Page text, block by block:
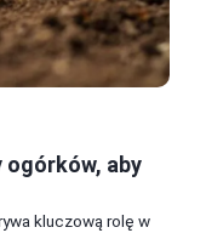
ogórków, aby
kluczową rolę w